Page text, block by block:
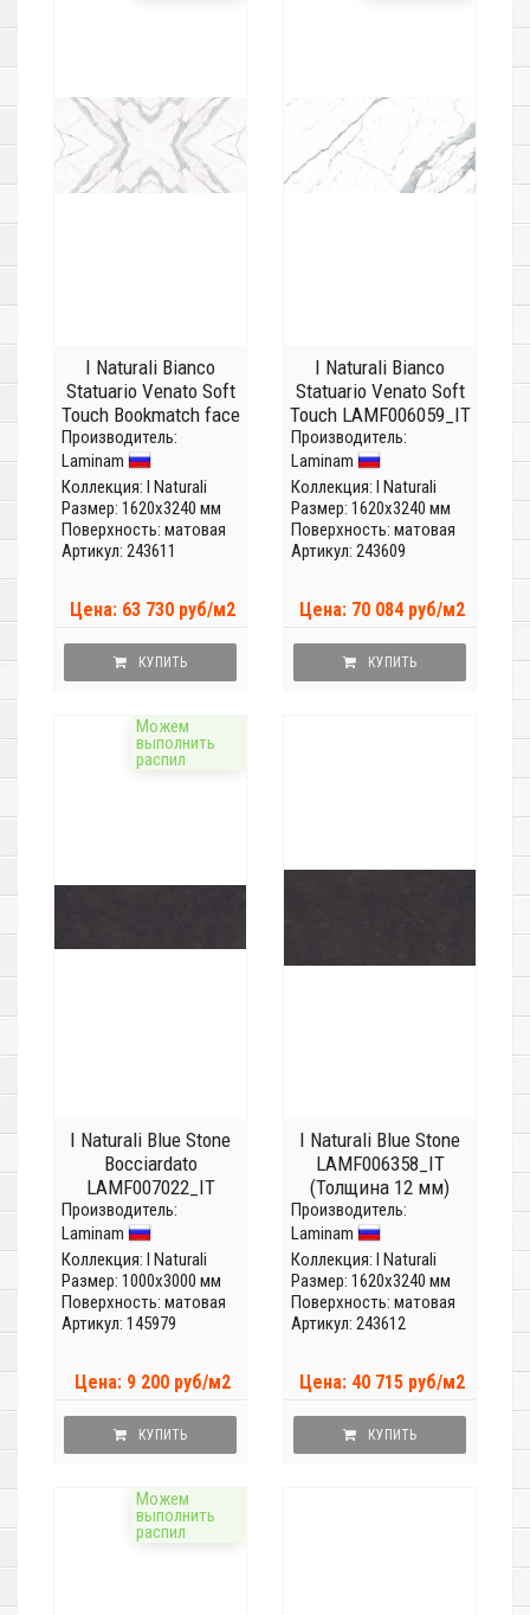
I Naturali Bianco
Statuario Venato Soft
Touch Bookmatch face
B LAMF0M0017_IT
(Толщина 12 мм)
Производитель:
Laminam
Коллекция: I Naturali
Размер: 1620x3240 мм
Поверхность: матовая
Артикул: 243611
Цена: 63 730 руб/м2
КУПИТЬ
I Naturali Bianco
Statuario Venato Soft
Touch LAMF006059_IT
(Толщина 12 мм)
Производитель:
Laminam
Коллекция: I Naturali
Размер: 1620x3240 мм
Поверхность: матовая
Артикул: 243609
Цена: 70 084 руб/м2
КУПИТЬ
Можем
выполнить
распил
I Naturali Blue Stone
Bocciardato
LAMF007022_IT
(Толщина 5,6мм)
Производитель:
Laminam
Коллекция: I Naturali
Размер: 1000x3000 мм
Поверхность: матовая
Артикул: 145979
Цена: 9 200 руб/м2
КУПИТЬ
I Naturali Blue Stone
LAMF006358_IT
(Толщина 12 мм)
Производитель:
Laminam
Коллекция: I Naturali
Размер: 1620x3240 мм
Поверхность: матовая
Артикул: 243612
Цена: 40 715 руб/м2
КУПИТЬ
Можем
выполнить
распил